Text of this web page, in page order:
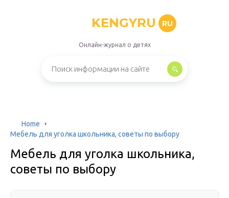
KENGYRU RU
Онлайн-журнал о детях
Home
Мебель для уголка школьника, советы по выбору
Мебель для уголка школьника,
советы по выбору